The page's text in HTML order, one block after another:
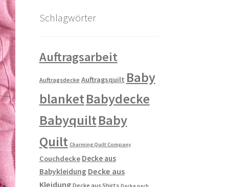
Schlagwörter
Auftragsarbeit
Auftragsdecke Auftragsquilt Baby
blanketBabydecke
BabyquiltBaby
Quilt Charming Quilt Company
Couchdecke Decke aus
Babykleidung Decke aus
Kleidung Decke aus Shirts Decke nach